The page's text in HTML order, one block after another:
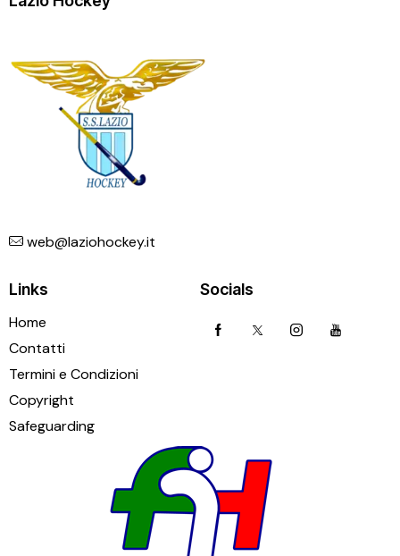
web@laziohockey.it
Links
Home
Contatti
Termini e Condizioni
Copyright
Safeguarding
Socials